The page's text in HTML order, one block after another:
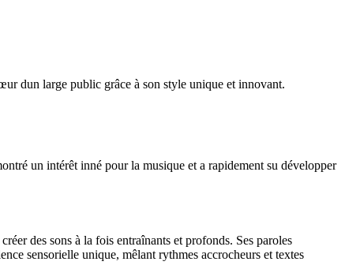
dun large public grâce à son style unique et innovant.
un intérêt inné pour la musique et a rapidement su développer
des sons à la fois entraînants et profonds. Ses paroles
sensorielle unique, mêlant rythmes accrocheurs et textes